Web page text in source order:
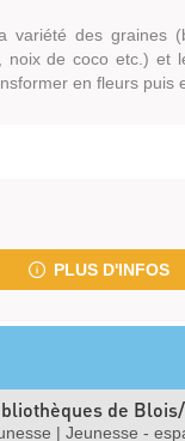
variété des graines
noix de coco etc.) et
en fleurs puis
PLUS D'INFOS
de
| Jeunesse -